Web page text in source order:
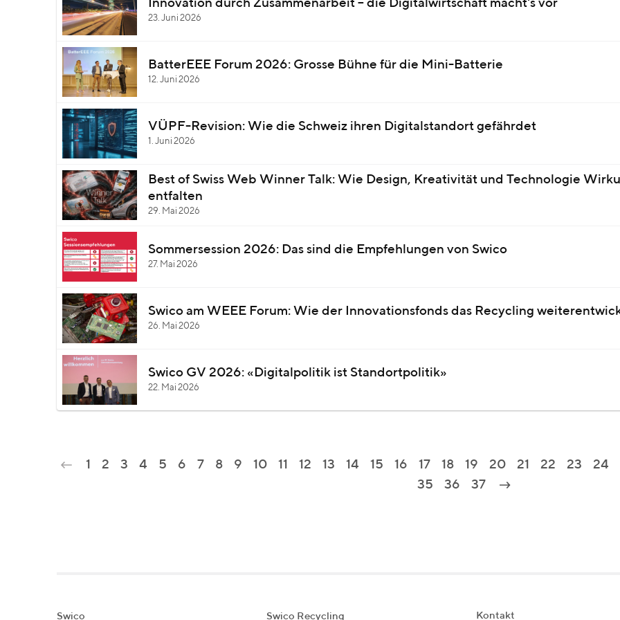
23. Juni 2026
Innovation durch Zusammenarbeit – die Digitalwirtschaft macht's vor
12. Juni 2026
BatterEEE Forum 2026: Grosse Bühne für die Mini-Batterie
1. Juni 2026
VÜPF-Revision: Wie die Schweiz ihren Digitalstandort gefährdet
29. Mai 2026
Best of Swiss Web Winner Talk: Wie Design, Kreativität und Technologie
entfalten
27. Mai 2026
Sommersession 2026: Das sind die Empfehlungen von Swico
26. Mai 2026
Swico am WEEE Forum: Wie der Innovationsfonds das Recycling
22. Mai 2026
Swico GV 2026: «Digitalpolitik ist Standortpolitik»
1 2 3 4 5 6 7 8 9 10 11 12 13 14 15 16 17 18 19 20 21 22 23 24
35
36 37
Swico Swico Recycling Kontakt